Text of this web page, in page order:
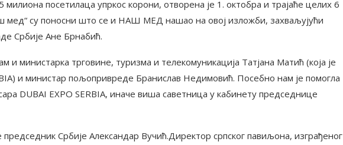
милиона посетилаца упркос корони, отворена је 1. октобра и трајаће целих 6
су поносни што се и НАШ МЕД нашао на овој изложби, захваљујући
Србије Ане Брнабић.
и министарка трговине, туризма и телекомуникација Татјана Матић (која је
и министар пољопривреде Бранислав Недимовић. Посебно нам је помогла
DUBAI EXPO SERBIA, иначе виша саветница у кабинету председнице
Србије Александар Вучић.Директор српског павиљона, изграђеног